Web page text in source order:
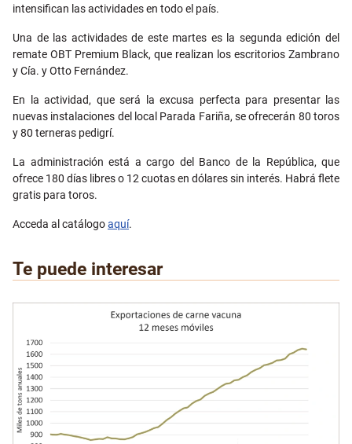
intensifican las actividades en todo el país.
Una de las actividades de este martes es la segunda edición del
remate OBT Premium Black, que realizan los escritorios Zambrano
y Cía. y Otto Fernández.
En la actividad, que será la excusa perfecta para presentar las
nuevas instalaciones del local Parada Fariña, se ofrecerán 80 toros
y 80 terneras pedigrí.
La administración está a cargo del Banco de la República, que
ofrece 180 días libres o 12 cuotas en dólares sin interés. Habrá flete
gratis para toros.
Acceda al catálogoaquí.
Te puede interesar